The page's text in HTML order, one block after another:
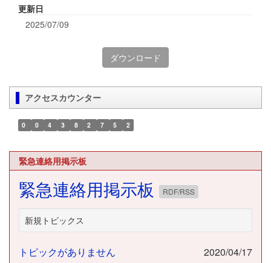
更新日
2025/07/09
ダウンロード
アクセスカウンター
0 0 4 3 8 2 7 5 2
緊急連絡用掲示板
緊急連絡用掲示板 RDF/RSS
新規トピックス
トピックがありません 2020/04/17